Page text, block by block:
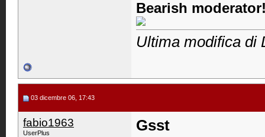
Bearish
Ultima modifica di
03 dicembre 06, 17:43
fabio1963
UserPlus Gsst